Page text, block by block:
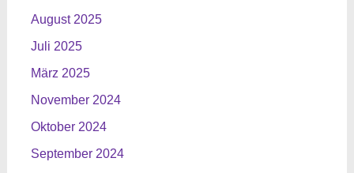
August 2025
Juli 2025
März 2025
November 2024
Oktober 2024
September 2024